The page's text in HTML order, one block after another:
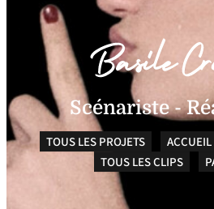
Scénariste -
TOUS LES PROJETS ACCUEIL
TOUS LES CLIPS